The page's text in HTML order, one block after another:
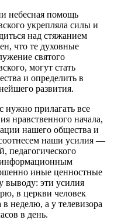
небесная помощь
укрепляла силы и
над стяжанием
что те духовные
святого
могут стать
и определить в
развития.
нужно прилагать все
нравственного начала,
нашего общества и
наши усилия —
педагогического
иные ценностные
выводу: эти усилия
в церкви человек
неделю, а у телевизора
в день.